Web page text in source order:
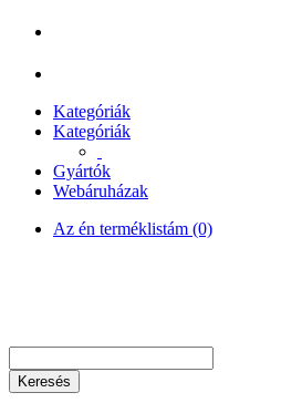
Kategóriák
Kategóriák
Gyártók
Webáruházak
Az én terméklistám (0)
Keresés